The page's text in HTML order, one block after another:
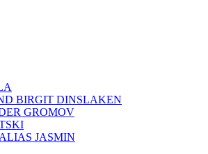
BIRGIT DINSLAKEN
GROMOV
JASMIN